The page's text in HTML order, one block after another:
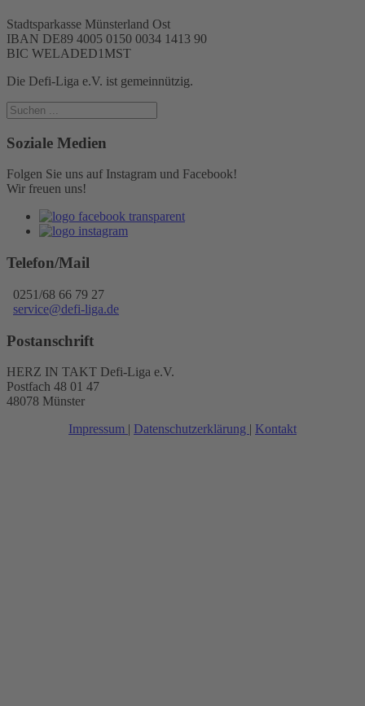
Stadtsparkasse Münsterland Ost
IBAN DE89 4005 0150 0034 1413 90
BIC WELADED1MST
Die Defi-Liga e.V. ist gemeinnützig.
Soziale Medien
Folgen Sie uns auf Instagram und Facebook!
Wir freuen uns!
Telefon/Mail
0251/68 66 79 27
service@defi-liga.de
Postanschrift
HERZ IN TAKT Defi-Liga e.V.
Postfach 48 01 47
48078 Münster
Impressum | Datenschutzerklärung | Kontakt